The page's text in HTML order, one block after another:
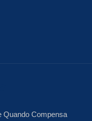
Quando Compensa